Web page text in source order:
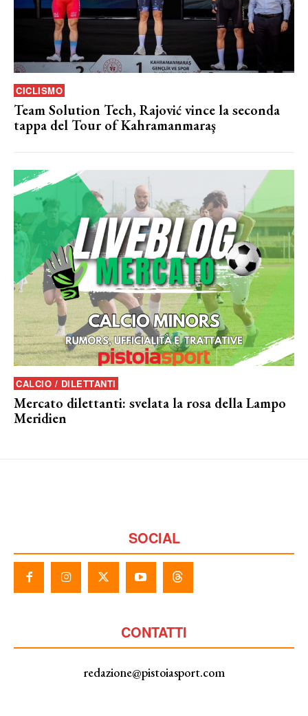
CICLISMO
Team Solution Tech, Rajović vince la seconda
tappa del Tour of Kahramanmaraş
CALCIO / DILETTANTI
Mercato dilettanti: svelata la rosa della Lampo
Meridien
SOCIAL
CONTATTI
redazione@pistoiasport.com